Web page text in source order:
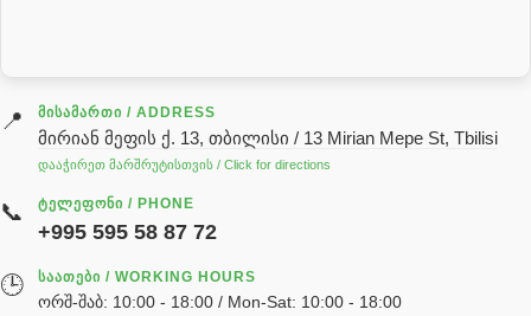
გადაცემათა კოლოფის ზეთი( კარობკის ზეთი)
ძრავის ზეთი
ჰიდრავლიკის ზეთი
реек
სხადასხვა
📍 ᲛᲘᲡᲐᲛᲐᲠᲗᲘ / ADDRESS
მირიან მეფის ქ. 13, თბილისი / 13 Mirian Mepe St, Tbilisi
დააჭირეთ მარშრუტისთვის / Click for directions
📞 ᲢᲔᲚᲔᲤᲝᲜᲘ / PHONE
+995 595 58 87 72
🕒 ᲡᲐᲐᲗᲔᲑᲘ / WORKING HOURS
ორშ-შაბ: 10:00 - 18:00 / Mon-Sat: 10:00 - 18:00